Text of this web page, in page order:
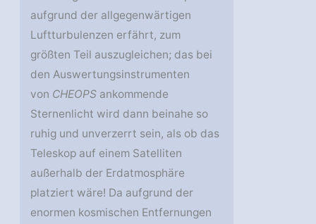
aufgrund der allgegenwärtigen
Luftturbulenzen erfährt, zum
größten Teil auszugleichen; das bei
den Auswertungsinstrumenten
von CHEOPS ankommende
Sternenlicht wird dann beinahe so
ruhig und unverzerrt sein, als ob das
Teleskop auf einem Satelliten
außerhalb der Erdatmosphäre
platziert wäre! Da aufgrund der
enormen kosmischen Entfernungen